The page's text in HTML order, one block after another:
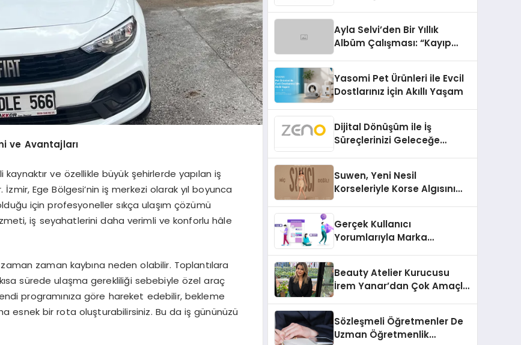
ve Avantajları
ve özellikle büyük şehirlerde yapılan iş
Ege Bölgesi’nin iş merkezi olarak yıl boyunca
için profesyoneller sıkça ulaşım çözümü
iş seyahatlerini daha verimli ve konforlu hâle
zaman kaybına neden olabilir. Toplantılara
sürede ulaşma gerekliliği sebebiyle özel araç
programınıza göre hareket edebilir, bekleme
esnek bir rota oluşturabilirsiniz. Bu da iş gününüzü
Ayla Selvi’den Bir Yıllık
Albüm Çalışması: “Kayıp
Yasomi Pet Ürünleri ile Evcil
Dostlarınız İçin Akıllı Yaşam
Dijital Dönüşüm ile İş
Süreçlerinizi Geleceğe
Suwen, Yeni Nesil
Korseleriyle Korse Algısını
Gerçek Kullanıcı
Yorumlarıyla Marka
Beauty Atelier Kurucusu
İrem Yanar’dan Çok Amaçlı
Sözleşmeli Öğretmenler De
Uzman Öğretmenlik